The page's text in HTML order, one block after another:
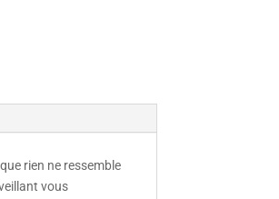
rien ne ressemble
vous